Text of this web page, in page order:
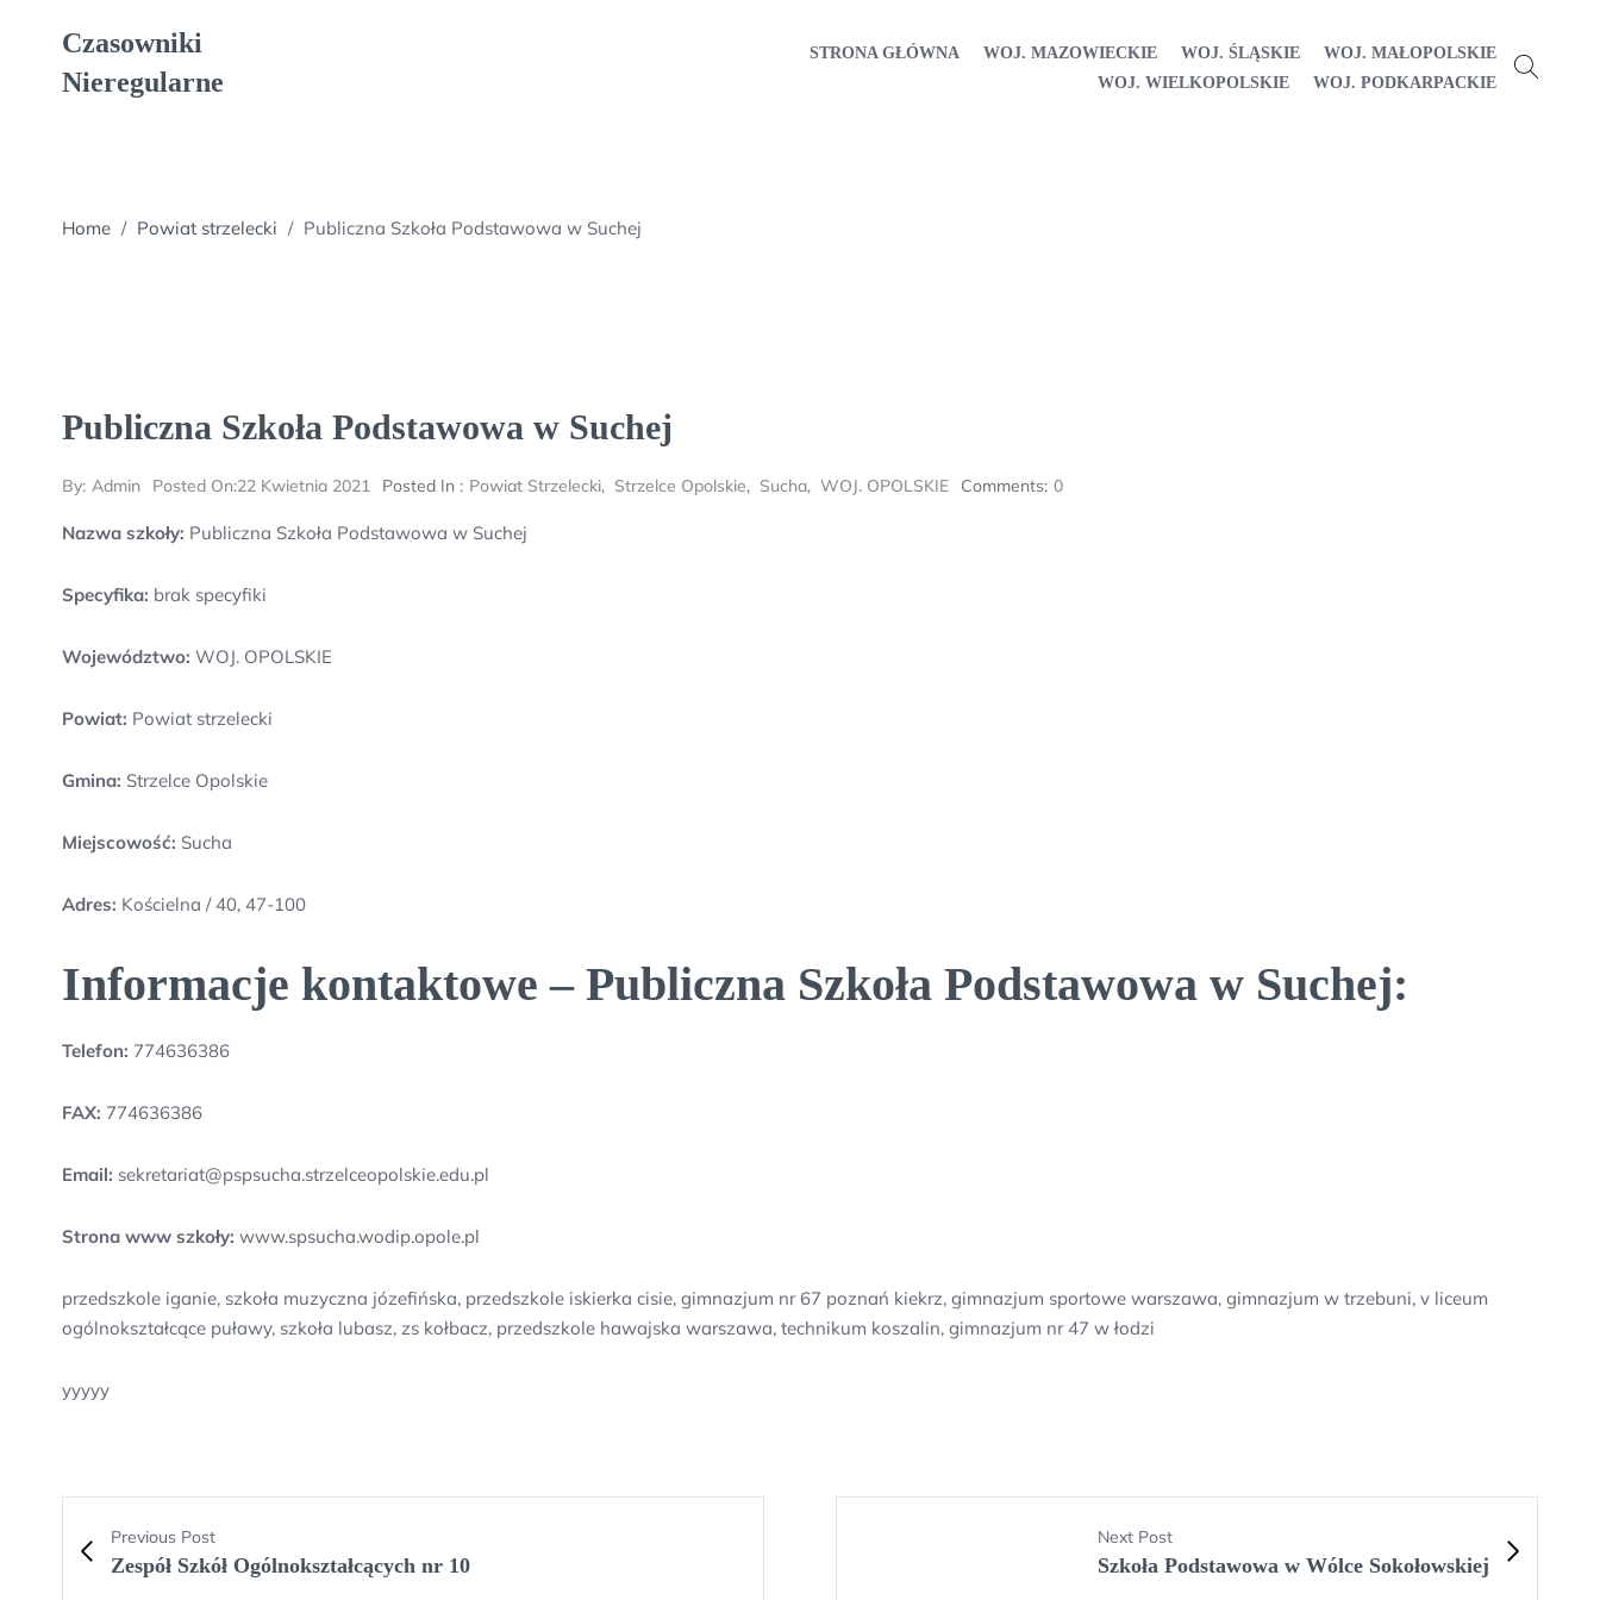
Czasowniki
Nieregularne
STRONA GŁÓWNA WOJ. MAZOWIECKIE WOJ. ŚLĄSKIE
WOJ. MAŁOPOLSKIE
WOJ. WIELKOPOLSKIE
WOJ. PODKARPACKIE
Home / Powiat strzelecki / Publiczna Szkoła Podstawowa w Suchej
Publiczna Szkoła Podstawowa w Suchej
By: Admin Posted On:22 Kwietnia 2021 Posted In : Powiat Strzelecki, Strzelce Opolskie, Sucha, WOJ. OPOLSKIE Comments: 0
Nazwa szkoły: Publiczna Szkoła Podstawowa w Suchej
Specyfika: brak specyfiki
Województwo: WOJ. OPOLSKIE
Powiat: Powiat strzelecki
Gmina: Strzelce Opolskie
Miejscowość: Sucha
Adres: Kościelna / 40, 47-100
Informacje kontaktowe – Publiczna Szkoła Podstawowa w Suchej:
Telefon: 774636386
FAX: 774636386
Email: sekretariat@pspsucha.strzelceopolskie.edu.pl
Strona www szkoły: www.spsucha.wodip.opole.pl
przedszkole iganie, szkoła muzyczna józefińska, przedszkole iskierka cisie, gimnazjum nr 67 poznań kiekrz, gimnazjum sportowe warszawa, gimnazjum w trzebuni, v liceum
ogólnokształcące puławy, szkoła lubasz, zs kołbacz, przedszkole hawajska warszawa, technikum koszalin, gimnazjum nr 47 w łodzi
yyyyy
Previous Post
Zespół Szkół Ogólnokształcących nr 10
Next Post
Szkoła Podstawowa w Wólce Sokołowskiej